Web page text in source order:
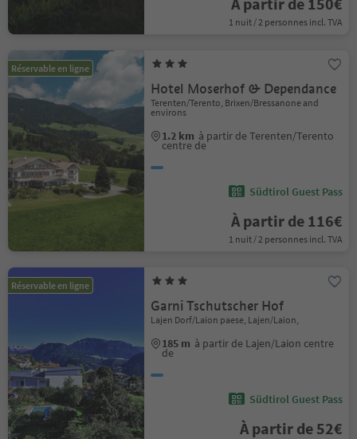
1 nuit / 2 personnes incl. TVA
Réservable en ligne
Hotel Moserhof & Dependance
Terenten/Terento, Brixen/Bressanone and
environs
1.2 km à partir de Terenten/Terento
centre de
Südtirol Guest Pass
À partir de 116€
1 nuit / 2 personnes incl. TVA
Réservable en ligne
Garni Tschutscher Hof
Lajen Dorf/Laion paese, Lajen/Laion,
185 m à partir de Lajen/Laion centre
de
Südtirol Guest Pass
À partir de 52€